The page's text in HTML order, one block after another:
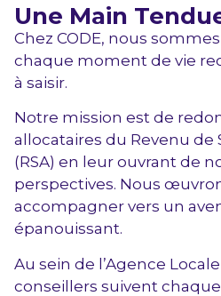
Une Main
Chez CODE, nous
chaque moment de vie
à saisir.
Notre mission est de
allocataires du Revenu de
(RSA) en leur ouvrant de
perspectives. Nous
accompagner vers un
épanouissant.
Au sein de l’Agence
conseillers suivent